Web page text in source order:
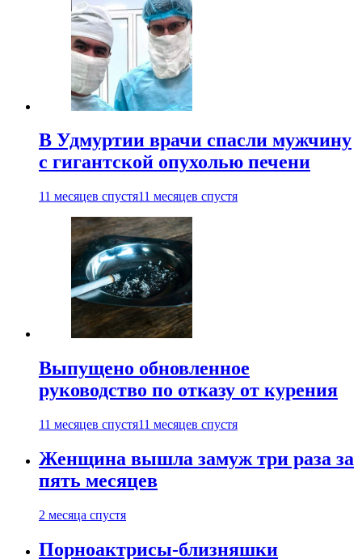
В Удмуртии врачи спасли мужчину
с гигантской опухолью печени
11 месяцев спустя11 месяцев спустя
Выпущено обновленное
руководство по отказу от курения
11 месяцев спустя11 месяцев спустя
Женщина вышла замуж три раза за
пять месяцев
2 месяца спустя
Порноактрисы-близняшки